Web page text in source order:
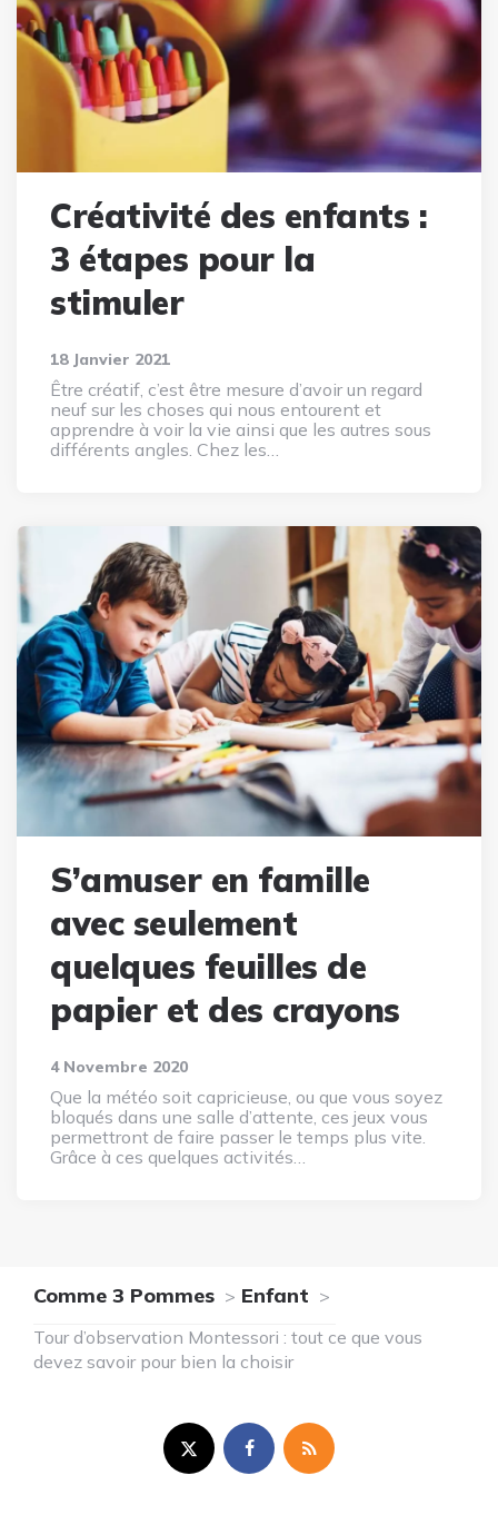
Créativité des enfants :
3 étapes pour la
stimuler
18 Janvier 2021
Être créatif, c’est être mesure d’avoir un regard
neuf sur les choses qui nous entourent et
apprendre à voir la vie ainsi que les autres sous
différents angles. Chez les…
S’amuser en famille
avec seulement
quelques feuilles de
papier et des crayons
4 Novembre 2020
Que la météo soit capricieuse, ou que vous soyez
bloqués dans une salle d’attente, ces jeux vous
permettront de faire passer le temps plus vite.
Grâce à ces quelques activités…
Comme 3 Pommes Enfant
Tour d’observation Montessori : tout ce que vous
devez savoir pour bien la choisir